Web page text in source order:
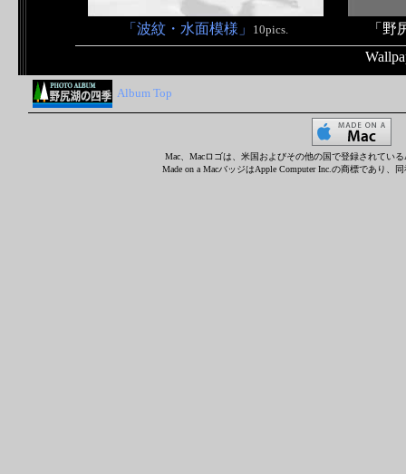
「波紋・水面模様」 10pics.
「
Album Top
Mac、Macロゴは、米国およびその他の国で登録されてい
Made on a MacバッジはApple Computer Inc.の商標であり、